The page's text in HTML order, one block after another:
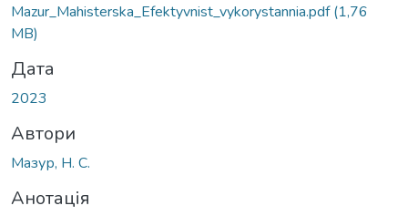
Маzur_Mahisterska_Efektyvnist_vykorystannia.pdf(1,76
MB)
Дата
2023
Автори
Мазур, Н. С.
Анотація